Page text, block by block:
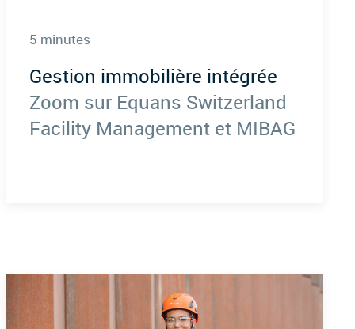
5 minutes
Gestion immobilière intégrée
Zoom sur Equans Switzerland
Facility Management et MIBAG